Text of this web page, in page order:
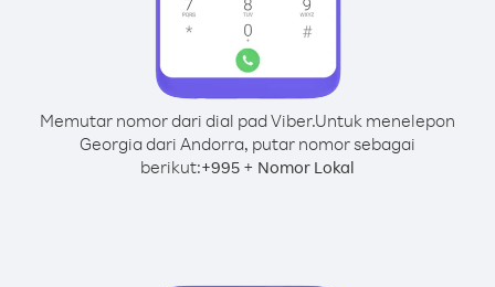
Memutar nomor dari dial pad Viber.Untuk menelepon
Georgia dari Andorra, putar nomor sebagai
berikut:+995 + Nomor Lokal